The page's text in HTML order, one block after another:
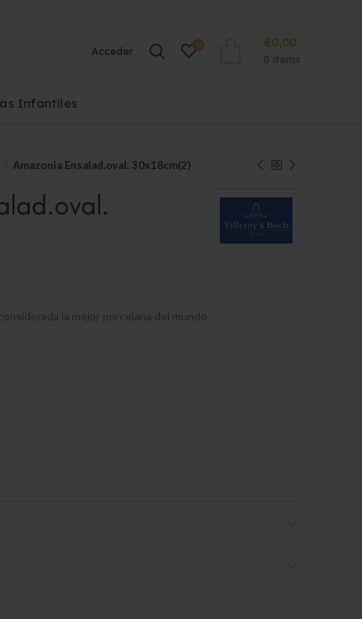
Acceder 0
0 items
€0,00
Infantiles
Amazonia Ensalad.oval. 30x18cm(2)
la mejor porcelana del mundo